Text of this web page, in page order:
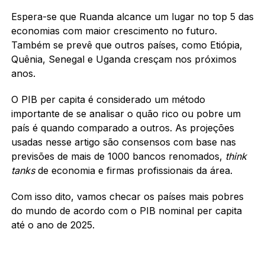
Espera-se que Ruanda alcance um lugar no top 5 das
economias com maior crescimento no futuro.
Também se prevê que outros países, como Etiópia,
Quênia, Senegal e Uganda cresçam nos próximos
anos.
O PIB per capita é considerado um método
importante de se analisar o quão rico ou pobre um
país é quando comparado a outros. As projeções
usadas nesse artigo são consensos com base nas
previsões de mais de 1000 bancos renomados, think
tanksde economia e firmas profissionais da área.
Com isso dito, vamos checar os países mais pobres
do mundo de acordo com o PIB nominal per capita
até o ano de 2025.